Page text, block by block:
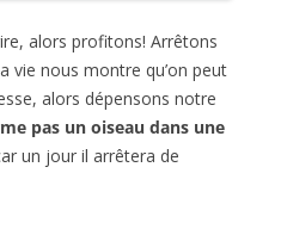
alors profitons! Arrêtons
vie nous montre qu’on peut
alors dépensons notre
pas un oiseau dans une
un jour il arrêtera de